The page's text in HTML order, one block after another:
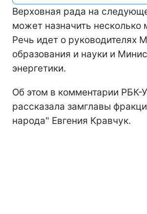
Верховная рада на
может назначить несколько
Речь идет о руководителях
образования и науки и
энергетики.
Об этом в комментарии РБК-
рассказала замглавы
народа" Евгения Кравчук.